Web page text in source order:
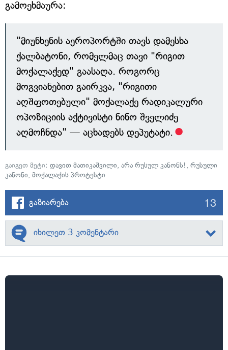
გამოეხმაურა:
"მიუნხენის აეროპორტში თავს დამესხა
ქალბატონი, რომელმაც თავი "რიგით
მოქალაქედ" გაასაღა. როგორც
მოგვიანებით გაირკვა, "რიგითი
აღშფოთებული" მოქალაქე რადიკალური
ოპოზიციის აქტივისტი ნინო შველიძე
აღმოჩნდა" — აცხადებს დეპუტატი.
გაიგეთ მეტი: დავით მათიკაშვილი, არა რუსულ კანონს!, რუსული
კანონი, მოქალაქის პროტესტი
გაზიარება 13
იხილეთ 3 კომენტარი